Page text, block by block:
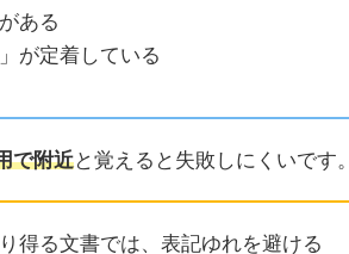
ある
が定着している
で附近と覚えると失敗しにくいです。
得る文書では、表記ゆれを避ける